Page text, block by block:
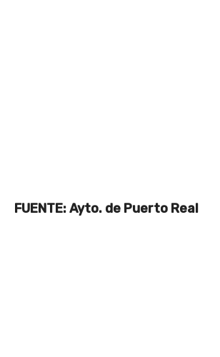
FUENTE: Ayto. de Puerto Real